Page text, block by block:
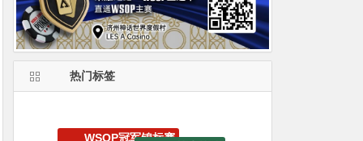
热门标签
EV专属大宝箱